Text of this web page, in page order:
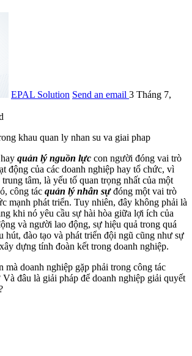
EPAL Solution Send an email 3 Tháng 7,
hay quản lý nguồn lực con người đóng vai trò
động của các doanh nghiệp hay tổ chức, vì
tâm, là yếu tố quan trọng nhất của một
công tác quản lý nhân sựđóng một vai trò
mạnh phát triển. Tuy nhiên, đây không phải là
khi nó yêu cầu sự hài hòa giữa lợi ích của
và người lao động, sự hiệu quả trong quá
hút, đào tạo và phát triển đội ngũ cũng như sự
dựng tính đoàn kết trong doanh nghiệp.
mà doanh nghiệp gặp phải trong công tác
Và đâu là giải pháp để doanh nghiệp giải quyết